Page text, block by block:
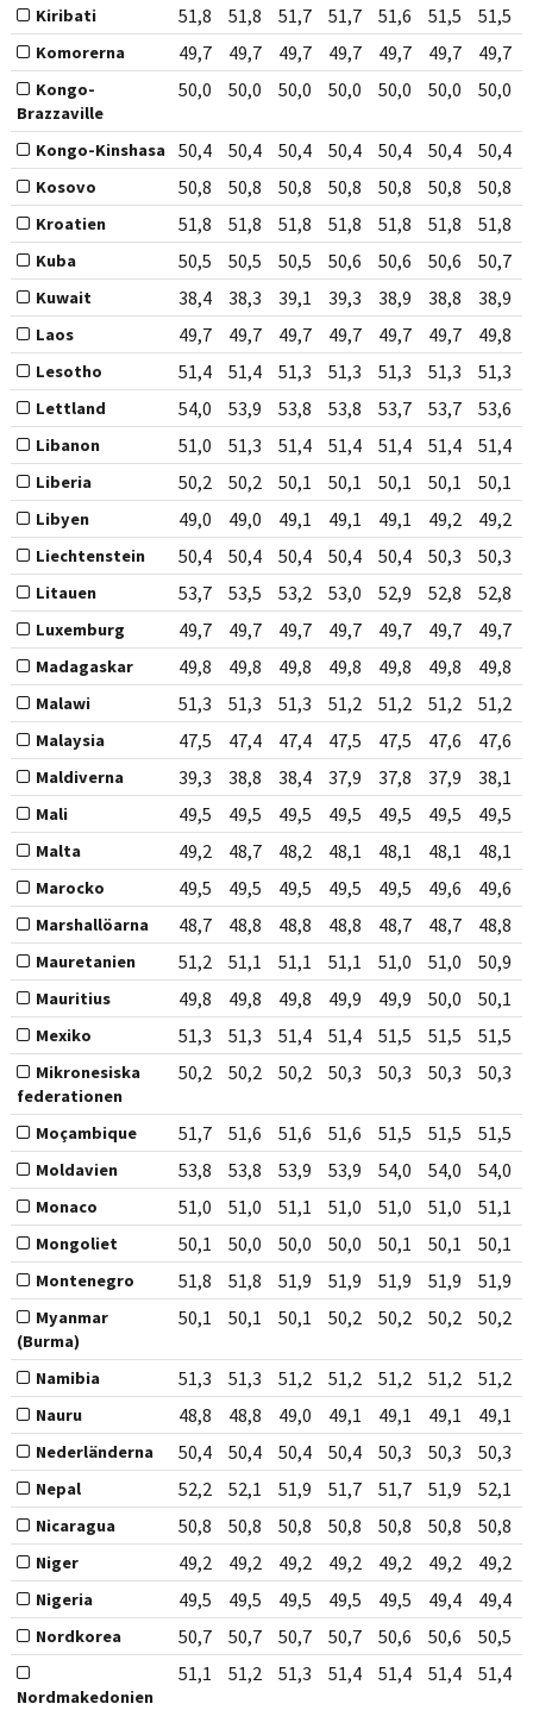
Kiribati 51,8 51,8 51,7 51,7 51,6 51,5 51,5
Komorerna 49,7 49,7 49,7 49,7 49,7 49,7 49,7
Kongo-
Brazzaville
50,0 50,0 50,0 50,0 50,0 50,0 50,0
Kongo-Kinshasa 50,4 50,4 50,4 50,4 50,4 50,4 50,4
Kosovo 50,8 50,8 50,8 50,8 50,8 50,8 50,8
Kroatien 51,8 51,8 51,8 51,8 51,8 51,8 51,8
Kuba 50,5 50,5 50,5 50,6 50,6 50,6 50,7
Kuwait 38,4 38,3 39,1 39,3 38,9 38,8 38,9
Laos 49,7 49,7 49,7 49,7 49,7 49,7 49,8
Lesotho 51,4 51,4 51,3 51,3 51,3 51,3 51,3
Lettland 54,0 53,9 53,8 53,8 53,7 53,7 53,6
Libanon 51,0 51,3 51,4 51,4 51,4 51,4 51,4
Liberia 50,2 50,2 50,1 50,1 50,1 50,1 50,1
Libyen 49,0 49,0 49,1 49,1 49,1 49,2 49,2
Liechtenstein 50,4 50,4 50,4 50,4 50,4 50,3 50,3
Litauen 53,7 53,5 53,2 53,0 52,9 52,8 52,8
Luxemburg 49,7 49,7 49,7 49,7 49,7 49,7 49,7
Madagaskar 49,8 49,8 49,8 49,8 49,8 49,8 49,8
Malawi 51,3 51,3 51,3 51,2 51,2 51,2 51,2
Malaysia 47,5 47,4 47,4 47,5 47,5 47,6 47,6
Maldiverna 39,3 38,8 38,4 37,9 37,8 37,9 38,1
Mali 49,5 49,5 49,5 49,5 49,5 49,5 49,5
Malta 49,2 48,7 48,2 48,1 48,1 48,1 48,1
Marocko 49,5 49,5 49,5 49,5 49,5 49,6 49,6
Marshallöarna 48,7 48,8 48,8 48,8 48,7 48,7 48,8
Mauretanien 51,2 51,1 51,1 51,1 51,0 51,0 50,9
Mauritius 49,8 49,8 49,8 49,9 49,9 50,0 50,1
Mexiko 51,3 51,3 51,4 51,4 51,5 51,5 51,5
Mikronesiska
federationen
50,2 50,2 50,2 50,3 50,3 50,3 50,3
Moçambique 51,7 51,6 51,6 51,6 51,5 51,5 51,5
Moldavien 53,8 53,8 53,9 53,9 54,0 54,0 54,0
Monaco 51,0 51,0 51,1 51,0 51,0 51,0 51,1
Mongoliet 50,1 50,0 50,0 50,0 50,1 50,1 50,1
Montenegro 51,8 51,8 51,9 51,9 51,9 51,9 51,9
Myanmar
(Burma)
50,1 50,1 50,1 50,2 50,2 50,2 50,2
Namibia 51,3 51,3 51,2 51,2 51,2 51,2 51,2
Nauru 48,8 48,8 49,0 49,1 49,1 49,1 49,1
Nederländerna 50,4 50,4 50,4 50,4 50,3 50,3 50,3
Nepal 52,2 52,1 51,9 51,7 51,7 51,9 52,1
Nicaragua 50,8 50,8 50,8 50,8 50,8 50,8 50,8
Niger 49,2 49,2 49,2 49,2 49,2 49,2 49,2
Nigeria 49,5 49,5 49,5 49,5 49,5 49,4 49,4
Nordkorea 50,7 50,7 50,7 50,7 50,6 50,6 50,5
Nordmakedonien
51,1 51,2 51,3 51,4 51,4 51,4 51,4